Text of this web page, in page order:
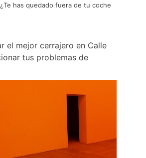
has quedado fuera de tu coche
el mejor cerrajero en Calle
tus problemas de